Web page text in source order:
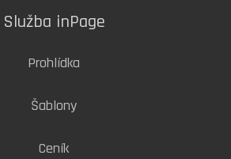
Služba inPage
Prohlídka
Šablony
Ceník